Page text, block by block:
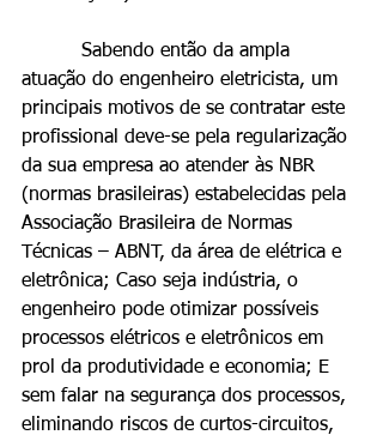
atuação do engenheiro eletricista, um
principais motivos de se contratar este
profissional deve-se pela regularização
da sua empresa ao atender às NBR
(normas brasileiras) estabelecidas pela
Associação Brasileira de Normas
Técnicas – ABNT, da área de elétrica e
eletrônica; Caso seja indústria, o
engenheiro pode otimizar possíveis
processos elétricos e eletrônicos em
prol da produtividade e economia; E
sem falar na segurança dos processos,
eliminando riscos de curtos-circuitos,